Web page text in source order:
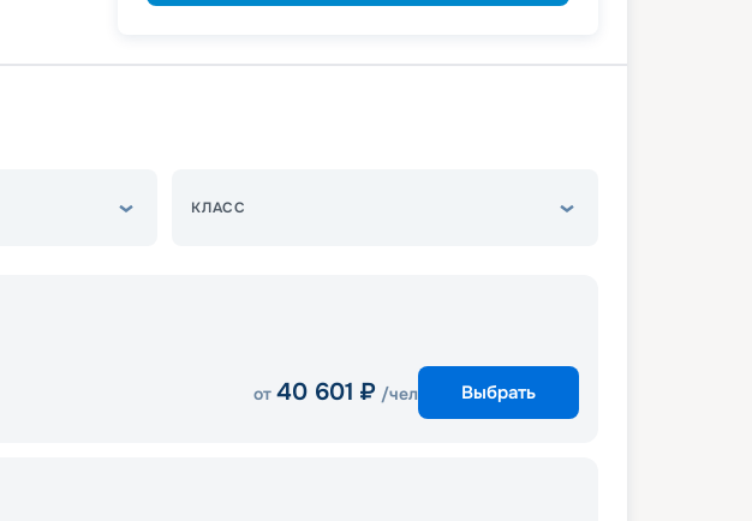
КЛАСС
от 40 601 ₽ /чел Выбрать